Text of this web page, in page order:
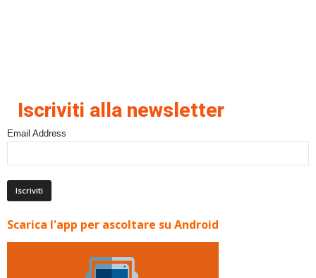
Iscriviti alla newsletter
Email Address
Scarica l'app per ascoltare su Android